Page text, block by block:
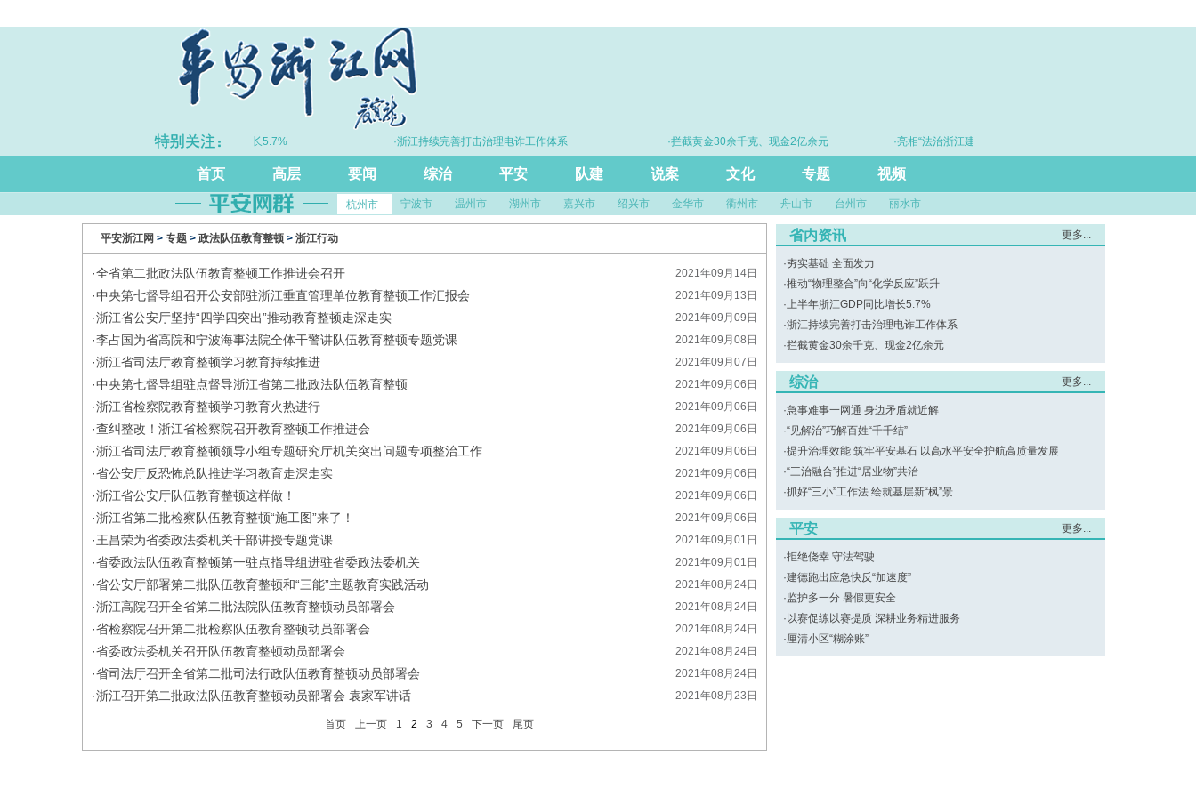
·上半年浙江GDP同比增长5.7% ·浙江持续完善打击治理电诈工作体系 ·拦截黄金30余千克、现金2亿余元
·亮相“法治浙江建设20年”主题展 浙江打造的这把“标
首页 高层 要闻 综治 平安 队建 说案 文化 专题 视频
杭州市 宁波市 温州市 湖州市 嘉兴市 绍兴市 金华市 衢州市 舟山市 台州市 丽水市
平安浙江网 > 专题 > 政法队伍教育整顿 > 浙江行动
2021年09月14日
·全省第二批政法队伍教育整顿工作推进会召开
2021年09月13日
·​中央第七督导组召开公安部驻浙江垂直管理单位教育整顿工作汇报会
2021年09月09日
·浙江省公安厅坚持“四学四突出”推动教育整顿走深走实
2021年09月08日
·李占国为省高院和宁波海事法院全体干警讲队伍教育整顿专题党课
2021年09月07日
·浙江省司法厅教育整顿学习教育持续推进
2021年09月06日
·中央第七督导组驻点督导浙江省第二批政法队伍教育整顿
2021年09月06日
·浙江省检察院教育整顿学习教育火热进行
2021年09月06日
·查纠整改！浙江省检察院召开教育整顿工作推进会
2021年09月06日
·浙江省司法厅教育整顿领导小组专题研究厅机关突出问题专项整治工作
2021年09月06日
·省公安厅反恐怖总队推进学习教育走深走实
2021年09月06日
·浙江省公安厅队伍教育整顿这样做！
2021年09月06日
·浙江省第二批检察队伍教育整顿“施工图”来了！
2021年09月01日
·王昌荣为省委政法委机关干部讲授专题党课
2021年09月01日
·​省委政法队伍教育整顿第一驻点指导组进驻省委政法委机关
2021年08月24日
·省公安厅部署第二批队伍教育整顿和“三能”主题教育实践活动
2021年08月24日
·浙江高院召开全省第二批法院队伍教育整顿动员部署会
2021年08月24日
·​省检察院召开第二批检察队伍教育整顿动员部署会
2021年08月24日
·省委政法委机关召开队伍教育整顿动员部署会
2021年08月24日
·​省司法厅召开全省第二批司法行政队伍教育整顿动员部署会
2021年08月23日
·浙江召开第二批政法队伍教育整顿动员部署会 袁家军讲话
首页 上一页 1 2 3 4 5 下一页 尾页
省内资讯 更多...
·夯实基础 全面发力
·推动“物理整合”向“化学反应”跃升
·上半年浙江GDP同比增长5.7%
·浙江持续完善打击治理电诈工作体系
·拦截黄金30余千克、现金2亿余元
综治 更多...
·急事难事一网通 身边矛盾就近解
·“见解治”巧解百姓“千千结”
·提升治理效能 筑牢平安基石 以高水平安全护航高质量发展
·“三治融合”推进“居业物”共治
·抓好“三小”工作法 绘就基层新“枫”景
平安 更多...
·拒绝侥幸 守法驾驶
·建德跑出应急快反“加速度”
·监护多一分 暑假更安全
· 以赛促练以赛提质 深耕业务精进服务
·厘清小区“糊涂账”